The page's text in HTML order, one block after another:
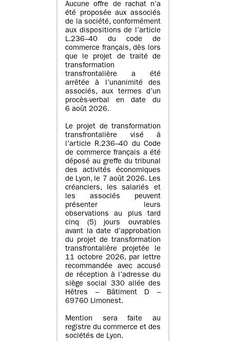
Aucune offre de rachat n’a
été proposée aux associés
de la société, conformément
aux dispositions de l’article
L.236–40 du code de
commerce français, dès lors
que le projet de traité de
transformation
transfrontalière a été
arrêtée à l’unanimité des
associés, aux termes d’un
procès-verbal en date du
6 août 2026.
Le projet de transformation
transfrontalière visé à
l’article R.236–40 du Code
de commerce français a été
déposé au greffe du tribunal
des activités économiques
de Lyon, le 7 août 2026. Les
créanciers, les salariés et
les associés peuvent
présenter leurs
observations au plus tard
cinq (5) jours ouvrables
avant la date d’approbation
du projet de transformation
transfrontalière projetée le
11 octobre 2026, par lettre
recommandée avec accusé
de réception à l’adresse du
siège social 330 allée des
Hêtres – Bâtiment D –
69760 Limonest.
Mention sera faite au
registre du commerce et des
sociétés de Lyon.